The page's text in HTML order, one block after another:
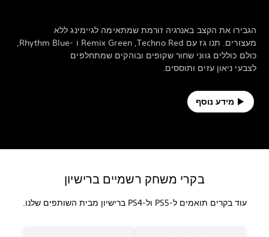
הגבירו את הקצב באנרגיה זורמת שמתאימה לגיימינג ללא
מעצורים. תנו גז עם Techno Red‏, Remix Green ו -Rhythm Blue,
כולם כוללים גווני שחור שקופים ובוהקים שמתחלפים
לצבעי ניאון עזים ותוססים.
מידע נוסף
בקרי משחק רשמיים ברישיון
עוד בקרים תואמים ל-PS5 ול-PS4 ברישיון מבית השותפים שלנו.